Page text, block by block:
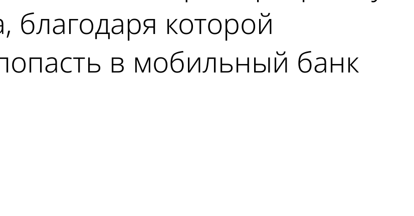
благодаря которой
в мобильный банк